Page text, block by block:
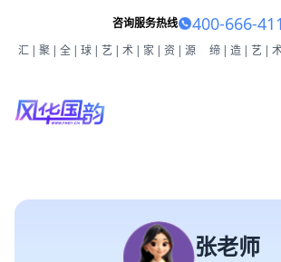
咨询服务热线 400-666-
汇|聚|全|球|艺|术|家|资|源 缔|造|艺|
张老师